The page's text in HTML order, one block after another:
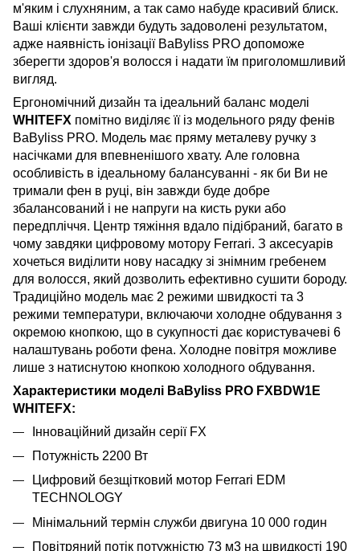
м'яким і слухняним, а так само набуде красивий блиск.
Ваші клієнти завжди будуть задоволені результатом,
адже наявність іонізації BaByliss PRO допоможе
зберегти здоров'я волосся і надати їм приголомшливий
вигляд.
Ергономічний дизайн та ідеальний баланс моделі
WHITEFX помітно виділяє її із модельного ряду фенів
BaByliss PRO. Модель має пряму металеву ручку з
насічками для впевненішого хвату. Але головна
особливість в ідеальному балансуванні - як би Ви не
тримали фен в руці, він завжди буде добре
збалансований і не напруги на кисть руки або
передпліччя. Центр тяжіння вдало підібраний, багато в
чому завдяки цифровому мотору Ferrari. З аксесуарів
хочеться виділити нову насадку зі знімним гребенем
для волосся, який дозволить ефективно сушити бороду.
Традиційно модель має 2 режими швидкості та 3
режими температури, включаючи холодне обдування з
окремою кнопкою, що в сукупності дає користувачеві 6
налаштувань роботи фена. Холодне повітря можливе
лише з натиснутою кнопкою холодного обдування.
Характеристики моделі BaByliss PRO FXBDW1E
WHITEFX:
Інноваційний дизайн серії FX
Потужність 2200 Вт
Цифровий безщітковий мотор Ferrari EDM
TECHNOLOGY
Мінімальний термін служби двигуна 10 000 годин
Повітряний потік потужністю 73 м3 на швидкості 190